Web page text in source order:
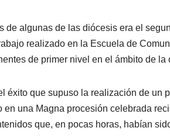
de algunas de las diócesis era el
realizado en la Escuela de
de primer nivel en el ámbito de
éxito que supuso la realización de un
en una Magna procesión celebrada
que, en pocas horas, habían